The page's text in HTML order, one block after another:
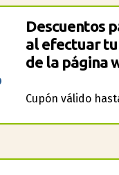
Descuentos
al efectuar
de la página
Cupón válido